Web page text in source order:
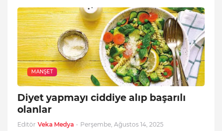
MANŞET
Diyet yapmayı ciddiye alıp başarılı
olanlar
Editör Veka Medya - Perşembe, Ağustos 14, 2025